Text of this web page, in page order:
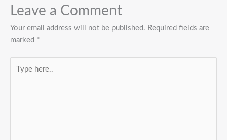
Leave a Comment
Your email address will not be published. Required fields are
marked *
here..